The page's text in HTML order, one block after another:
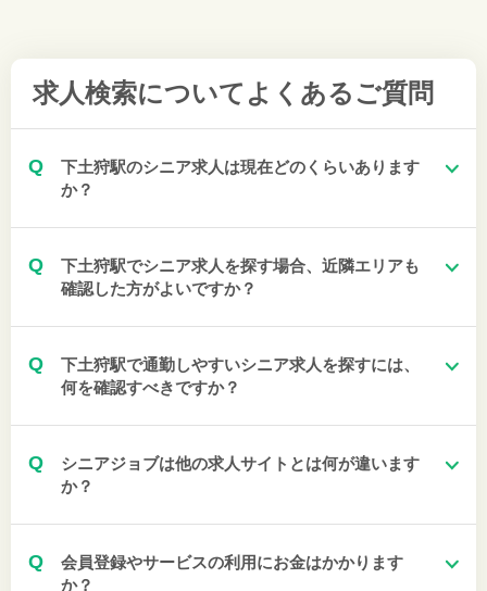
求人検索について よくあるご質問
Q
下土狩駅のシニア求人は現在どのくらいあります
か？
Q
下土狩駅でシニア求人を探す場合、近隣エリアも
確認した方がよいですか？
Q
下土狩駅で通勤しやすいシニア求人を探すには、
何を確認すべきですか？
Q
シニアジョブは他の求人サイトとは何が違います
か？
Q
会員登録やサービスの利用にお金はかかります
か？